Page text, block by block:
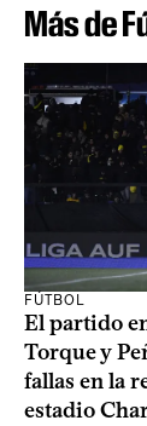
Más de
FÚTBOL
El partido
Torque y
fallas en la
estadio